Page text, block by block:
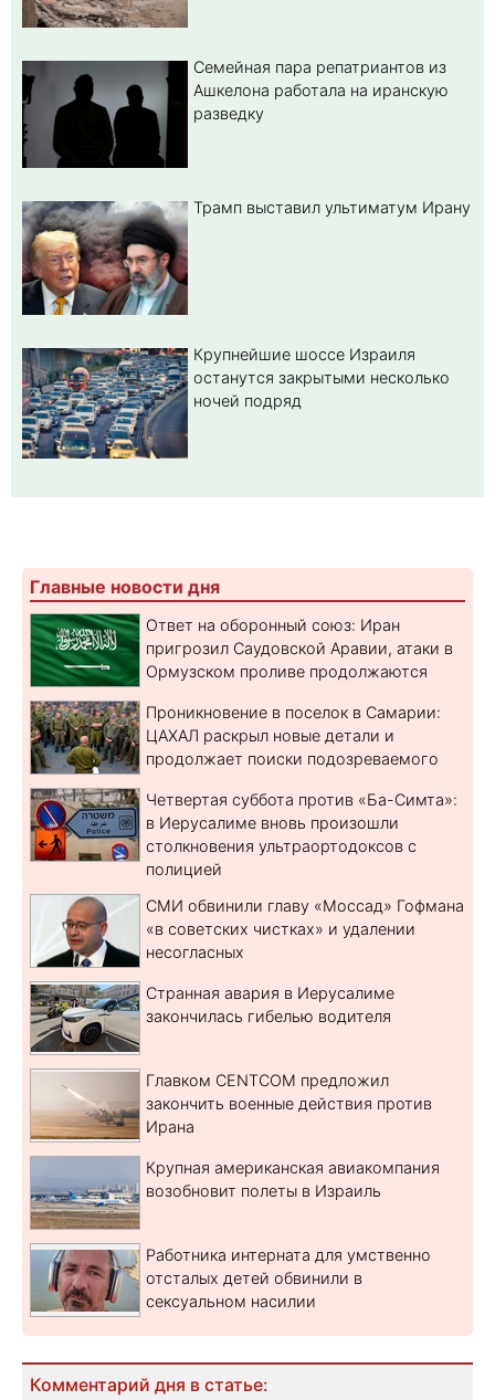
Семейная пара репатриантов из
Ашкелона работала на иранскую
разведку
Трамп выставил ультиматум Ирану
Крупнейшие шоссе Израиля
останутся закрытыми несколько
ночей подряд
Главные новости дня
Ответ на оборонный союз: Иран
пригрозил Саудовской Аравии, атаки в
Ормузском проливе продолжаются
Проникновение в поселок в Самарии:
ЦАХАЛ раскрыл новые детали и
продолжает поиски подозреваемого
Четвертая суббота против «Ба-Симта»:
в Иерусалиме вновь произошли
столкновения ультраортодоксов с
полицией
СМИ обвинили главу «Моссад» Гофмана
«в советских чистках» и удалении
несогласных
Странная авария в Иерусалиме
закончилась гибелью водителя
Главком CENTCOM предложил
закончить военные действия против
Ирана
Крупная американская авиакомпания
возобновит полеты в Израиль
Работника интерната для умственно
отсталых детей обвинили в
сексуальном насилии
Комментарий дня в статье: